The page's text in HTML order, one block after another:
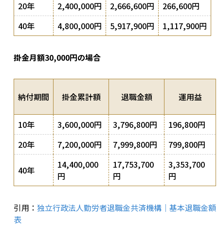
20年
2,400,000円 2,666,600円
266,600円
40年
4,800,000円 5,917,900円 1,117,900円
掛金月額30,000円の場合
納付期間 掛金累計額 退職金額 運用益
10年 3,600,000円 3,796,800円
196,800円
20年
7,200,000円 7,999,800円 799,800円
40年
14,400,000
円
17,753,700
円
3,353,700
円
引用： 独立行政法人勤労者退職金共済機構｜基本退職金額
表